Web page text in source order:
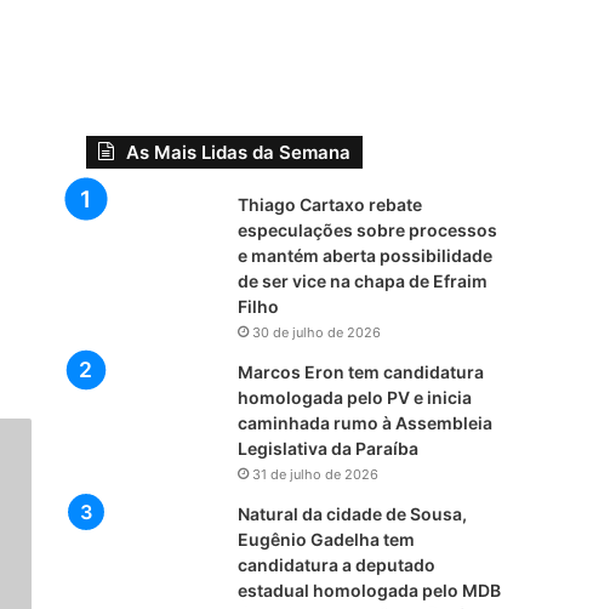
As Mais Lidas da Semana
Thiago Cartaxo rebate
especulações sobre processos
e mantém aberta possibilidade
de ser vice na chapa de Efraim
Filho
30 de julho de 2026
Marcos Eron tem candidatura
homologada pelo PV e inicia
caminhada rumo à Assembleia
Legislativa da Paraíba
31 de julho de 2026
Natural da cidade de Sousa,
Eugênio Gadelha tem
candidatura a deputado
estadual homologada pelo MDB